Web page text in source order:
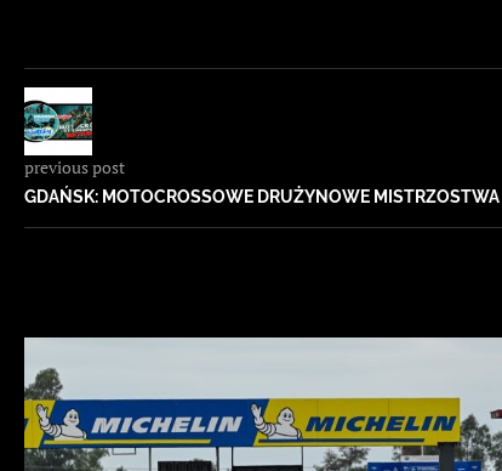
previous post
GDAŃSK: MOTOCROSSOWE DRUŻYNOWE